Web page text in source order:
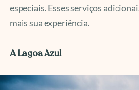
especiais. Esses serviços
mais sua experiência.
A Lagoa Azul